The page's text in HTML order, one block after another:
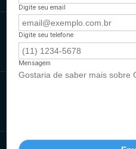
Digite seu email
Digite seu telefone
Mensagem